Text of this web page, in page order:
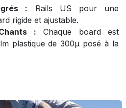
: Rails US pour une
rigide et ajustable.
: Chaque board est
plastique de 300µ posé à la